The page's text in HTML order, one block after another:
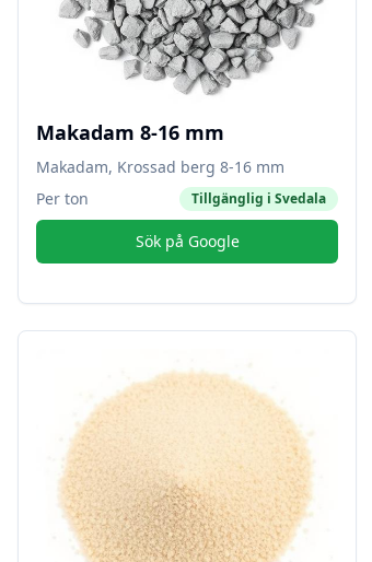
Makadam 8-16 mm
Makadam, Krossad berg 8-16 mm
Per ton
Tillgänglig i Svedala
Sök på Google